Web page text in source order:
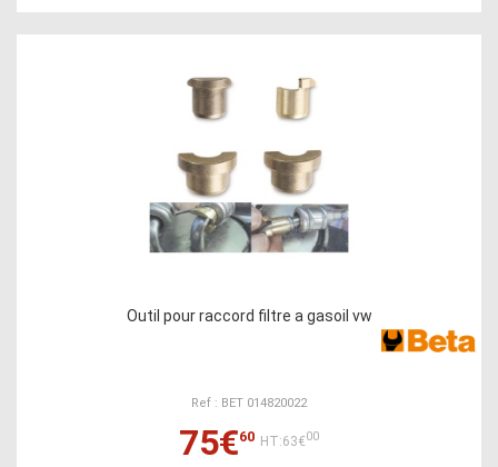
Outil pour raccord filtre a gasoil vw
Ref : BET 014820022
75€60 HT:63€00